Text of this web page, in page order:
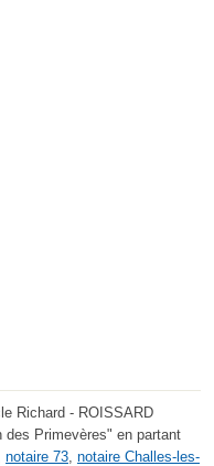
Richard - ROISSARD
des Primevères" en partant
notaire 73, notaire Challes-les-